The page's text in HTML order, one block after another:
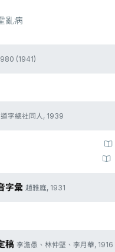
亂病
(1941)
字總社同人, 1939
字彙 趙雅庭, 1931
稿 李澹愚、林仲堅、李月華, 1916